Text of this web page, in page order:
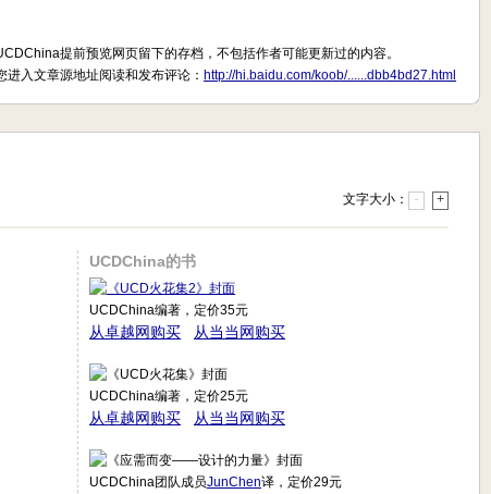
提前预览网页留下的存档，不包括作者可能更新过的内容。
进入文章源地址阅读和发布评论： http://hi.baidu.com/koob/......dbb4bd27.html
文字大小： - +
UCDChina的书
UCDChina编著，定价35元
从卓越网购买 从当当网购买
UCDChina编著，定价25元
从卓越网购买 从当当网购买
UCDChina团队成员JunChen译，定价29元